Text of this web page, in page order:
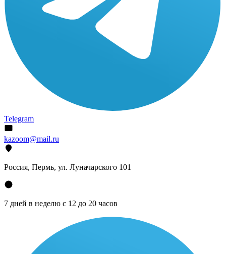
Telegram
kazoom@mail.ru
Россия, Пермь, ул. Луначарского 101
7 дней в неделю с 12 до 20 часов